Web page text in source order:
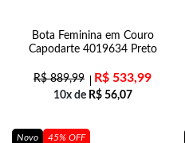
Bota Feminina em Couro
Capodarte 4019634 Preto
R$889,99 R$ 533,99
10x de R$56,07
Novo 45% OFF